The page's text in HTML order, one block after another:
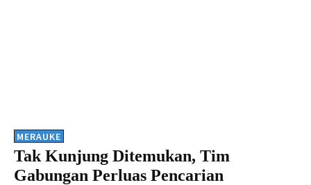
MERAUKE
Tak Kunjung Ditemukan, Tim
Gabungan Perluas Pencarian